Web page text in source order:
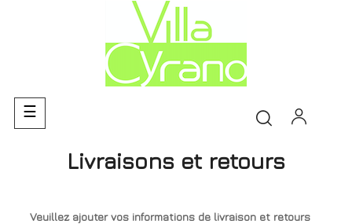
Toggle
navigation
☰
Livraisons et retours
Veuillez ajouter vos informations de livraison et retours